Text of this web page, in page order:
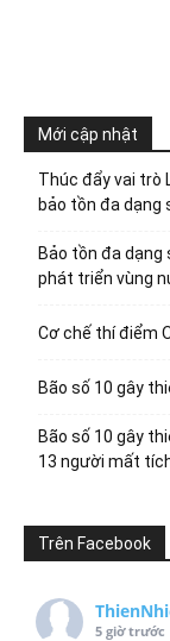
Mới cập nhật
Thúc đẩy vai trò
bảo tồn đa dạng
Bảo tồn đa dạng
phát triển vùng
Cơ chế thí điểm
Bão số 10 gây
Bão số 10 gây
13 người mất
Trên Facebook
5 giờ trước